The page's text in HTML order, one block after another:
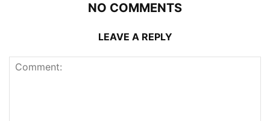
NO COMMENTS
LEAVE A REPLY